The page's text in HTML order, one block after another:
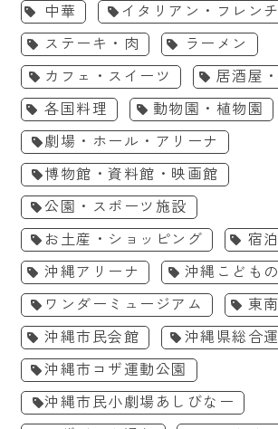
中華
イタリアン・フレンチ
ステーキ・肉
ラーメン
カフェ・スイーツ
居酒屋
各国料理
動物園・植物園
劇場・ホール・アリーナ
博物館・資料館・映画館
公園・スポーツ施設
お土産・ショッピング
宿
沖縄アリーナ
沖縄こども
ワンダーミュージアム
東
沖縄市民会館
沖縄県総合
沖縄市コザ運動公園
沖縄市民小劇場あしびなー